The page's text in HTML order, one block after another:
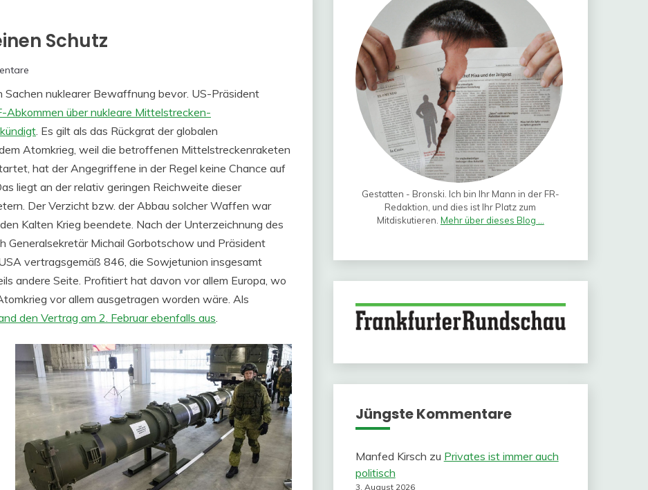
Schutz
nuklearer Bewaffnung bevor. US-Präsident
über nukleare Mittelstrecken-
. Es gilt als das Rückgrat der globalen
Atomkrieg, weil die betroffenen Mittelstreckenraketen
hat der Angegriffene in der Regel keine Chance auf
liegt an der relativ geringen Reichweite dieser
Der Verzicht bzw. der Abbau solcher Waffen war
Kalten Krieg beendete. Nach der Unterzeichnung des
Generalsekretär Michail Gorbotschow und Präsident
vertragsgemäß 846, die Sowjetunion insgesamt
andere Seite. Profitiert hat davon vor allem Europa, wo
vor allem ausgetragen worden wäre. Als
den Vertrag am 2. Februar ebenfalls aus.
Gestatten - Bronski. Ich bin Ihr Mann in der FR-
Redaktion, und dies ist Ihr Platz zum
Mitdiskutieren. Mehr über dieses Blog ...
Jüngste Kommentare
Manfed Kirsch zu Privates ist immer auch
politisch
3. August 2026